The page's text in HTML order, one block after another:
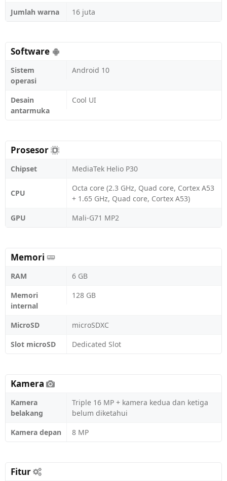
Jumlah warna 16 juta
Software
Sistem
operasi
Android 10
Desain
antarmuka
Cool UI
Prosesor
Chipset MediaTek Helio P30
CPU
Octa core (2.3 GHz, Quad core, Cortex A53
+ 1.65 GHz, Quad core, Cortex A53)
GPU
Mali-G71 MP2
Memori
RAM
6 GB
Memori
internal
128 GB
MicroSD
microSDXC
Slot microSD
Dedicated Slot
Kamera
Kamera
belakang
Triple 16 MP + kamera kedua dan ketiga
belum diketahui
Kamera depan
8 MP
Fitur